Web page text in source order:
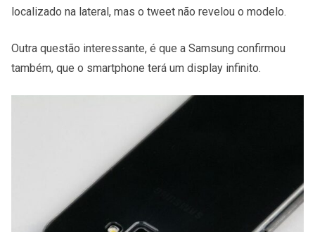
localizado na lateral, mas o tweet não revelou o modelo.
Outra questão interessante, é que a Samsung confirmou
também, que o smartphone terá um display infinito.